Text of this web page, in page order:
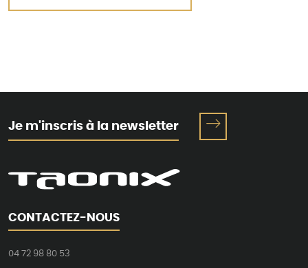
Je m'inscris à la newsletter
CONTACTEZ-NOUS
04 72 98 80 53